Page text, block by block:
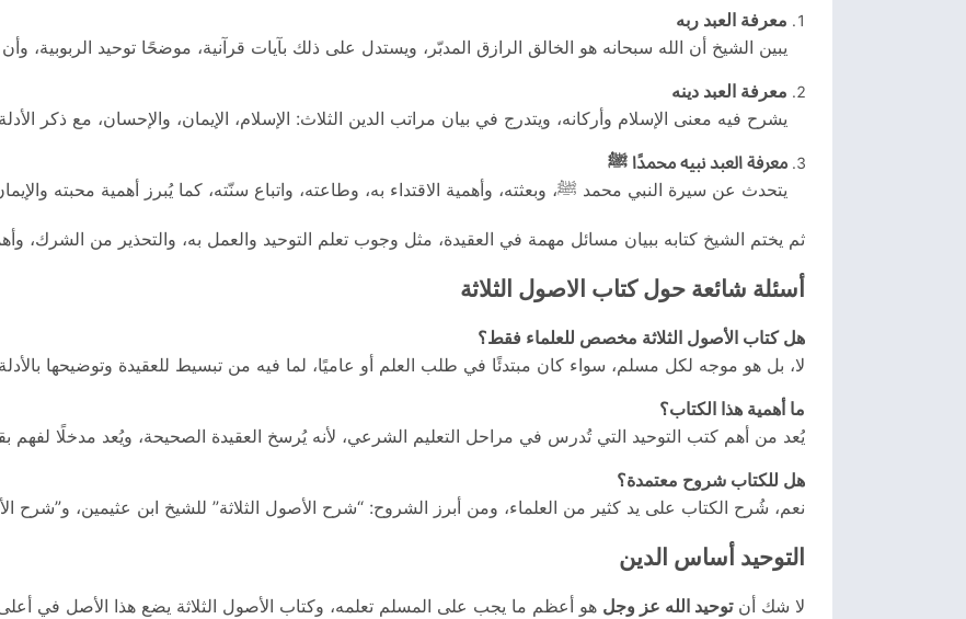
معرفة العبد ربه
يبين الشيخ أن الله سبحانه هو الخالق الرازق المدبّر، ويستدل على ذلك بآيات قرآنية، موضحًا توحيد الربوبية،
معرفة العبد دينه
يشرح فيه معنى الإسلام وأركانه، ويتدرج في بيان مراتب الدين الثلاث: الإسلام، الإيمان، والإحسان، مع ذكر
معرفة العبد نبيه محمدًا ﷺ
يتحدث عن سيرة النبي محمد ﷺ، وبعثته، وأهمية الاقتداء به، وطاعته، واتباع سنّته، كما يُبرز أهمية محبته
ثم يختم الشيخ كتابه ببيان مسائل مهمة في العقيدة، مثل وجوب تعلم التوحيد والعمل به، والتحذير من الشرك،
أسئلة شائعة حول كتاب الاصول الثلاثة
هل كتاب الأصول الثلاثة مخصص للعلماء فقط؟
لا، بل هو موجه لكل مسلم، سواء كان مبتدئًا في طلب العلم أو عاميًا، لما فيه من تبسيط للعقيدة وتوضيحها
ما أهمية هذا الكتاب؟
يُعد من أهم كتب التوحيد التي تُدرس في مراحل التعليم الشرعي، لأنه يُرسخ العقيدة الصحيحة، ويُعد مدخلًا لفهم
هل للكتاب شروح معتمدة؟
نعم، شُرح الكتاب على يد كثير من العلماء، ومن أبرز الشروح: “شرح الأصول الثلاثة” للشيخ ابن عثيمين، و”شرح
التوحيد أساس الدين
لا شك أنتوحيد الله عز وجل هو أعظم ما يجب على المسلم تعلمه، وكتاب الأصول الثلاثة يضع هذا الأصل في أعلى